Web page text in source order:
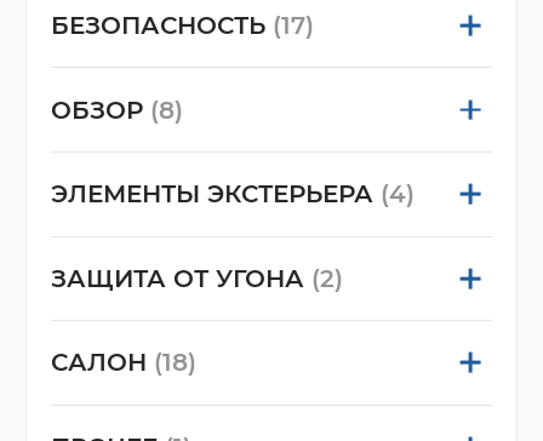
БЕЗОПАСНОСТЬ (17)
ОБЗОР (8)
ЭЛЕМЕНТЫ ЭКСТЕРЬЕРА (4)
ЗАЩИТА ОТ УГОНА (2)
САЛОН (18)